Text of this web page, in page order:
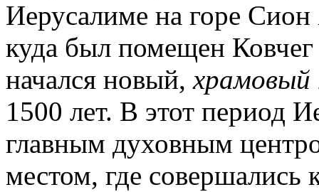
Иерусалиме на горе
куда был помещен
начался новый,храмовый
1500 лет. В этот период
главным духовным
местом, где совершались